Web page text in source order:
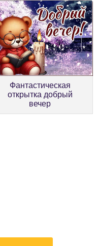
Фантастическая
открытка добрый
вечер